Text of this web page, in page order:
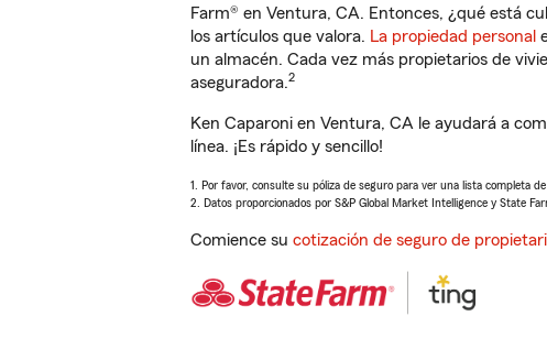
Farm® en Ventura, CA. Entonces, ¿qué está
los artículos que valora. La propiedad personal
un almacén. Cada vez más propietarios de
aseguradora.2
Ken Caparoni en Ventura, CA le ayudará a
línea. ¡Es rápido y sencillo!
1. Por favor, consulte su póliza de seguro para ver una lista completa
2. Datos proporcionados por S&P Global Market Intelligence y State
Comience su cotización de seguro de